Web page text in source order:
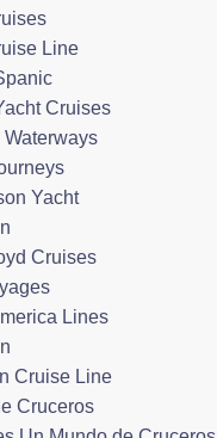
Line
Cruises
Waterways
Yacht
Cruises
Lines
Cruise Line
Cruceros